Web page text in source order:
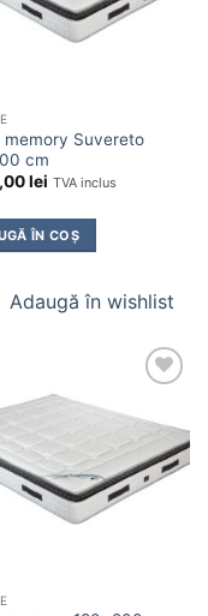
memory Suvereto
cm
lei TVA inclus
ÎN COȘ
Adaugă în wishlist
în